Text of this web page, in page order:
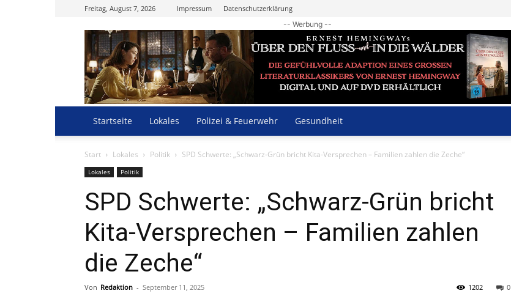
Freitag, August 7, 2026 Impressum Datenschutzerklärung
-- Werbung --
Startseite Lokales Polizei & Feuerwehr Gesundheit
Start Lokales Politik SPD Schwerte: „Schwarz-Grün bricht Kita-Versprechen – Familien zahlen die Zeche“
Lokales Politik
SPD Schwerte: „Schwarz-Grün bricht
Kita-Versprechen – Familien zahlen
die Zeche“
Von Redaktion - September 11, 2025 0
1202